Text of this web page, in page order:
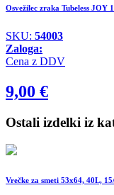
Osvežilec zraka Tubeless JOY
SKU: 54003
Zaloga:
Cena z DDV
9,00 €
Ostali izdelki iz
Vrečke za smeti 53x64, 40L,